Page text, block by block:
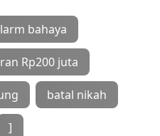
bahaya
Rp200 juta
batal nikah
]